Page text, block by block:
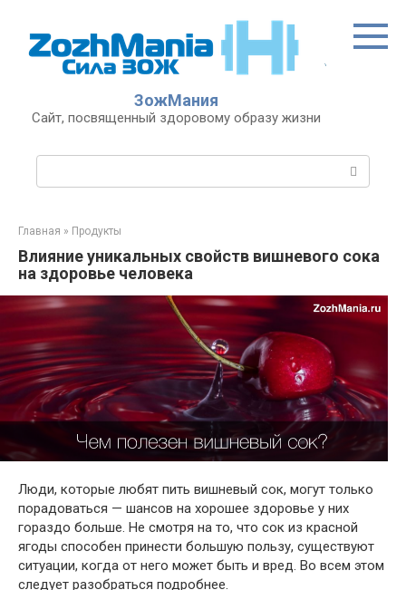
контенту
ЗожМания
Сайт, посвященный здоровому образу жизни
Главная » Продукты
Влияние уникальных свойств вишневого сока
на здоровье человека
Люди, которые любят пить вишневый сок, могут только
порадоваться — шансов на хорошее здоровье у них
гораздо больше. Не смотря на то, что сок из красной
ягоды способен принести большую пользу, существуют
ситуации, когда от него может быть и вред. Во всем этом
следует разобраться подробнее.